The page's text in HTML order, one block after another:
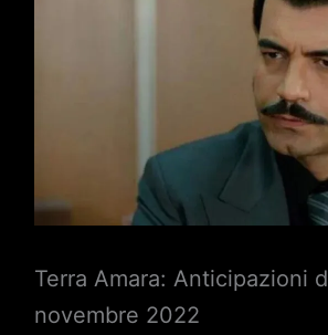
Terra Amara: Anticipazioni
novembre 2022